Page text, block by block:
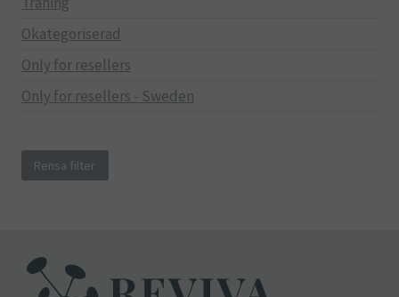
Okategoriserad
Only for resellers
Only for resellers - Sweden
Rensa filter